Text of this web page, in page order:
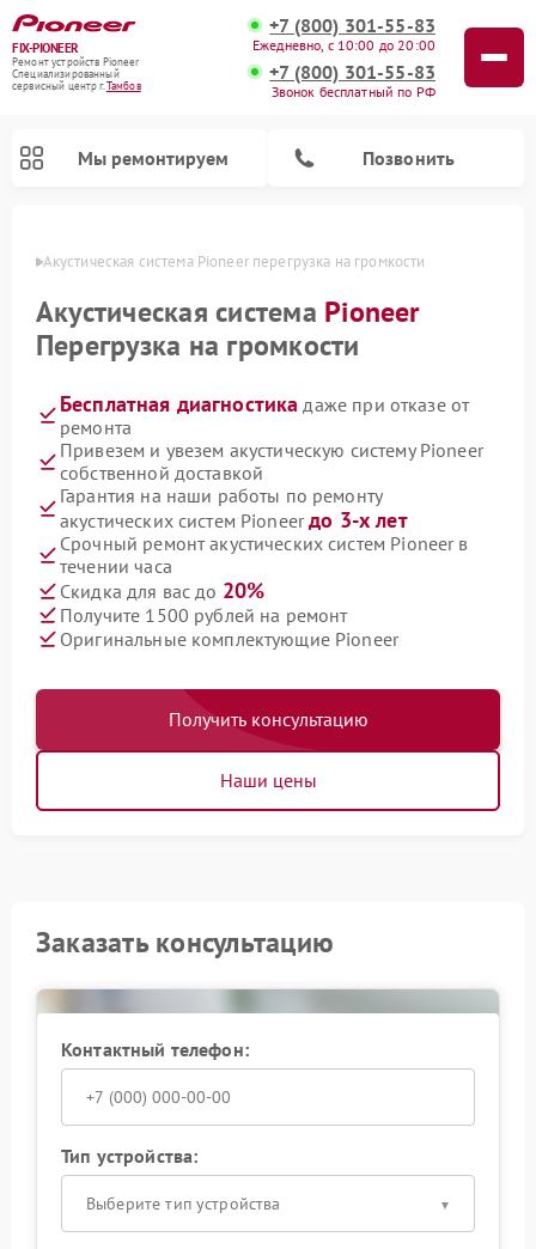
FIX-PIONEER
Ремонт устройств Pioneer
Специализированный
cервисный центр г.Тамбов
+7 (800) 301-55-83
Ежедневно, с 10:00 до 20:00
+7 (800) 301-55-83
Звонок бесплатный по РФ
Мы ремонтируем Позвонить
Акустическая система Pioneer перегрузка на громкости
Акустическая система Pioneer
Перегрузка на громкости
Бесплатная диагностика даже при отказе от
ремонта
Привезем и увезем акустическую систему Pioneer
собственной доставкой
Гарантия на наши работы по ремонту
акустических систем Pioneerдо 3-х лет
Срочный ремонт акустических систем Pioneer в
течении часа
Скидка для вас до 20%
Получите 1500 рублей на ремонт
Оригинальные комплектующие Pioneer
Получить консультацию
Наши цены
Заказать консультацию
Контактный телефон:
Тип устройства:
Выберите тип устройства